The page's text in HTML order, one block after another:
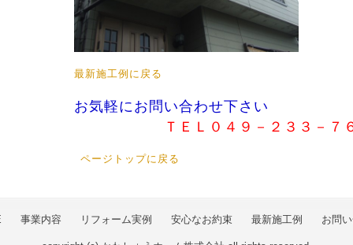
最新施工例に戻る
お気軽にお問い合わせ下さい
ＴＥＬ０４９－２３３－７
ページトップに戻る
事業内容 リフォーム実例 安心なお約束 最新施工例 お問